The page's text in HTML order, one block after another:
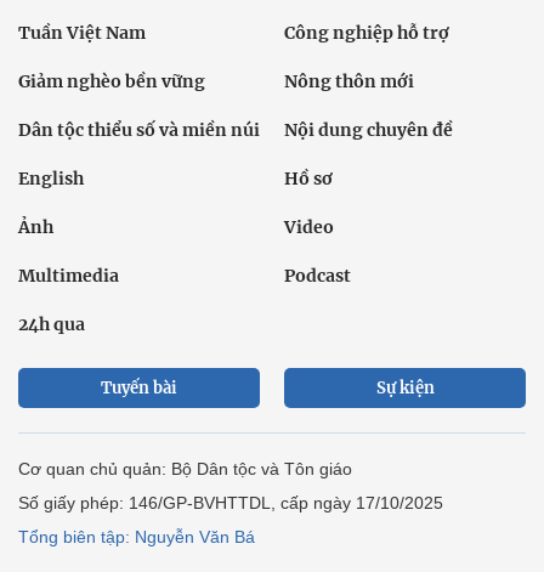
Tuần Việt Nam Công nghiệp hỗ trợ
Giảm nghèo bền vững Nông thôn mới
Dân tộc thiểu số và miền núi Nội dung chuyên đề
English Hồ sơ
Ảnh Video
Multimedia Podcast
24h qua
Tuyến bài Sự kiện
Cơ quan chủ quản: Bộ Dân tộc và Tôn giáo
Số giấy phép: 146/GP-BVHTTDL, cấp ngày 17/10/2025
Tổng biên tập: Nguyễn Văn Bá